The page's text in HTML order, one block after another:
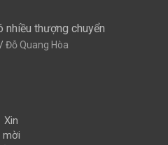
nhiều thượng chuyển
Đỗ Quang Hòa
Xin
mời